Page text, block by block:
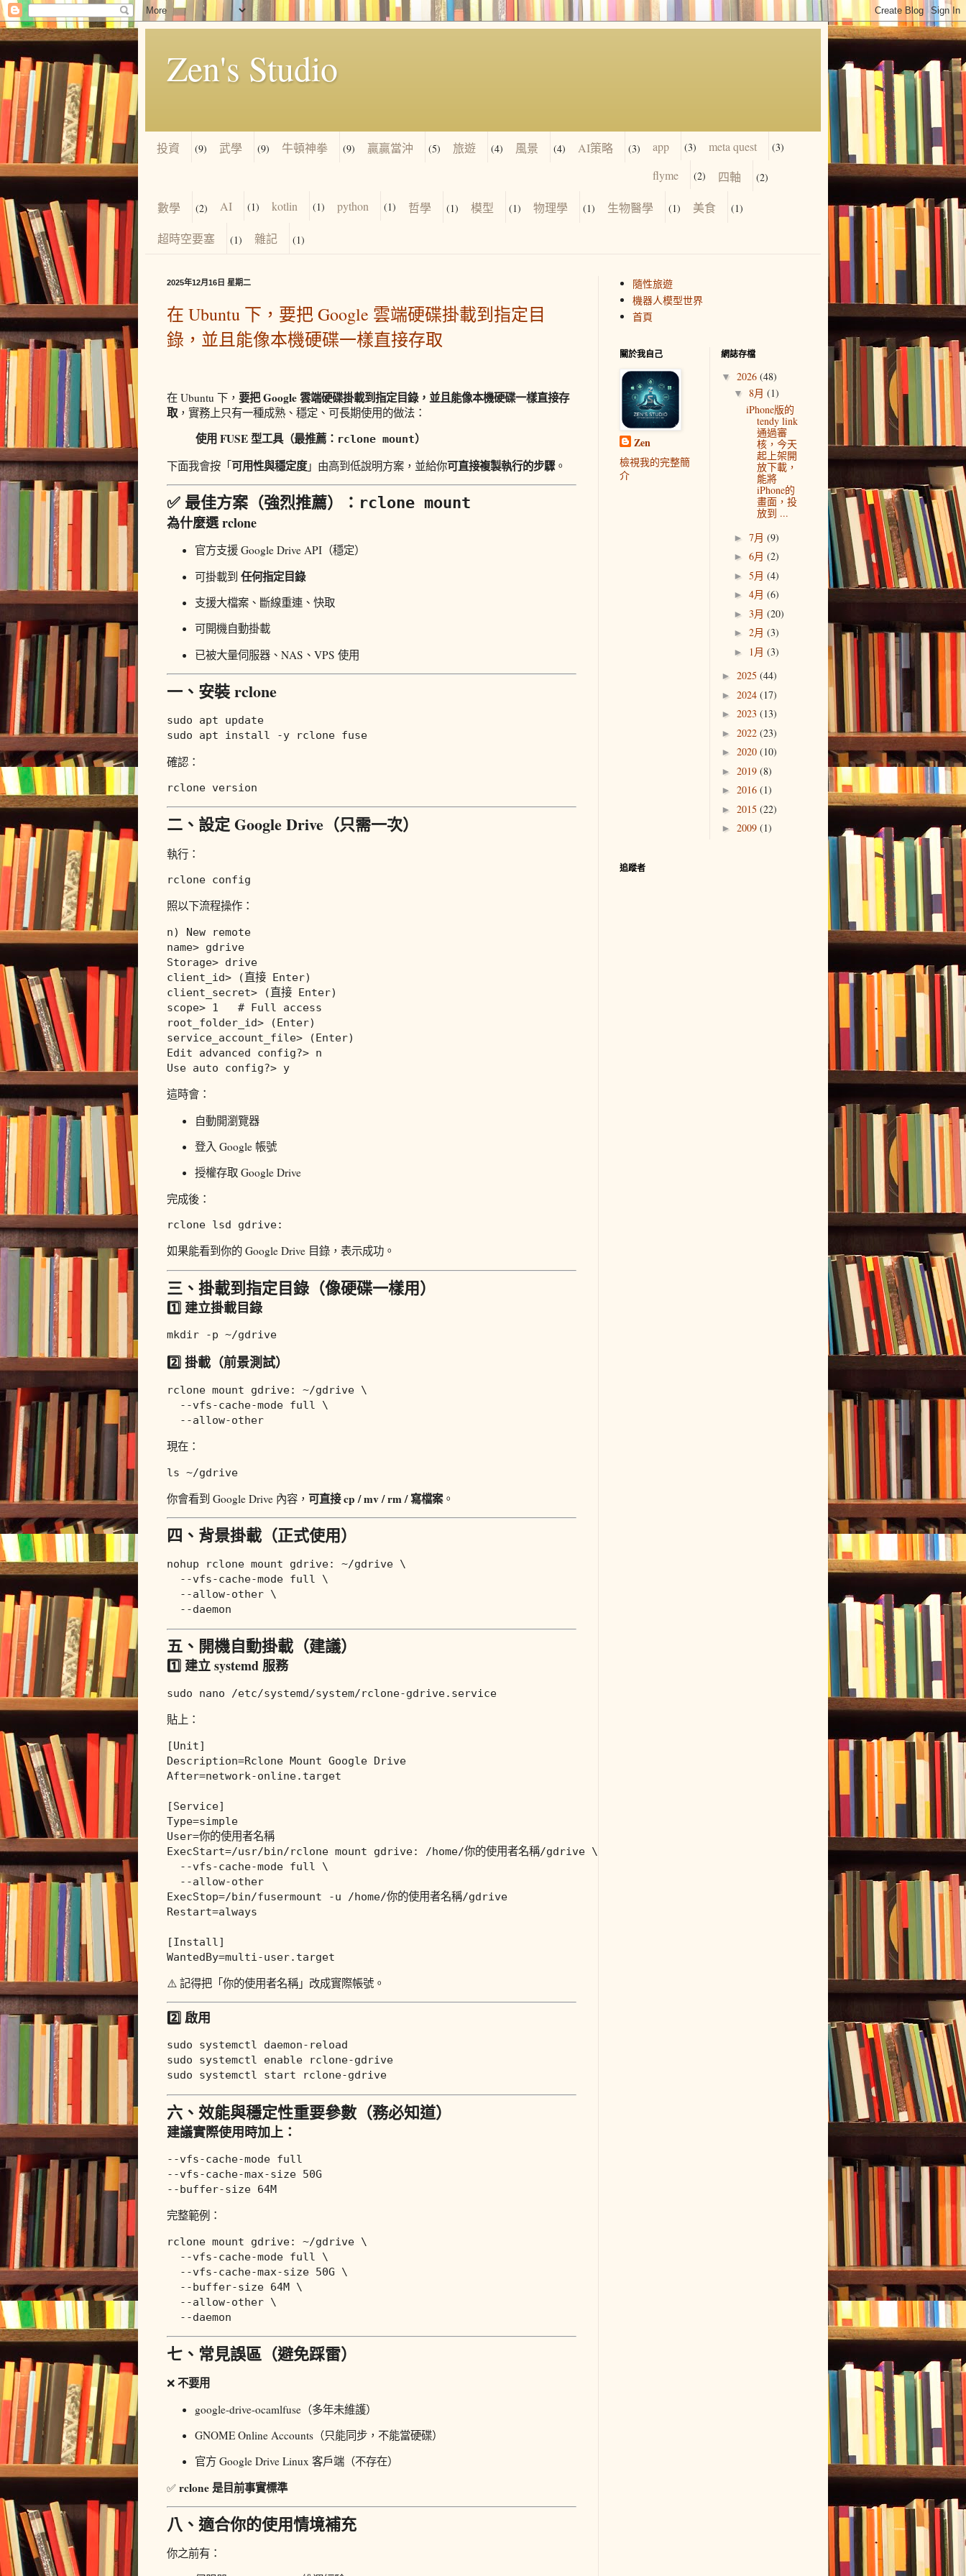
Zen's Studio
投資 (9) 武學 (9) 牛頓神拳 (9) 贏贏當沖 (5) 旅遊 (4) 風景 (4) AI策略 (3) app (3) meta quest (3)
flyme (2) 四軸 (2)
數學 (2) AI (1) kotlin (1) python (1) 哲學 (1) 模型 (1) 物理學 (1) 生物醫學 (1) 美食 (1)
超時空要塞 (1) 雜記 (1)
2025年12月16日 星期二
在 Ubuntu 下，要把 Google 雲端硬碟掛載到指定目
錄，並且能像本機硬碟一樣直接存取
在 Ubuntu 下， 要把 Google 雲端硬碟掛載到指定目錄，並且能像本機硬碟一樣直接存
取，實務上只有一種成熟、穩定、可長期使用的做法：
使用 FUSE 型工具（最推薦： rclone mount）
下面我會按「可用性與穩定度」由高到低說明方案，並給你可直接複製執行的步驟。
✅ 最佳方案（強烈推薦）： rclone mount
為什麼選 rclone
官方支援 Google Drive API（穩定）
可掛載到 任何指定目錄
支援大檔案、斷線重連、快取
可開機自動掛載
已被大量伺服器、NAS、VPS 使用
一、安裝 rclone
sudo
sudo
確認：
二、設定 Google Drive（只需一次）
執行：
照以下流程操作：
name> gdrive
Storage> drive
client_id>
(直接 Enter)
client_secret>
(直接 Enter)
scope> 1 # Full access
root_folder_id>
(Enter)
service_account_file>
(Enter)
Edit advanced config?> n
這時會：
自動開瀏覽器
登入 Google 帳號
授權存取 Google Drive
完成後：
如果能看到你的 Google Drive 目錄，表示成功。
三、掛載到指定目錄（像硬碟一樣用）
1️⃣ 建立掛載目錄
mkdir
2️⃣ 掛載（前景測試）
rclone mount gdrive: ~/gdrive \
  --vfs-cache-mode full \
現在：
ls
你會看到 Google Drive 內容， 可直接 cp / mv / rm / 寫檔案。
四、背景掛載（正式使用）
nohup rclone mount gdrive: ~/gdrive \
  --vfs-cache-mode full \
  --allow-other \
五、開機自動掛載（建議）
1️⃣ 建立 systemd 服務
sudo
貼上：
[Unit]
Description
After=network-online.target
[Service]
Type
User
ExecStart=/usr/bin/rclone mount gdrive: /home/你的使用者名稱/gdrive \
  --vfs-cache-mode full \
ExecStop
Restart=always
[Install]
WantedBy
⚠️ 記得把「你的使用者名稱」改成實際帳號。
2️⃣ 啟用
sudo
sudo systemctl enable
sudo
六、效能與穩定性重要參數（務必知道）
建議實際使用時加上：
--vfs-cache-mode full
--vfs-cache-max-size 50G
完整範例：
rclone mount gdrive: ~/gdrive \
  --vfs-cache-mode full \
  --vfs-cache-max-size 50G \
  --buffer-size 64M \
  --allow-other \
七、常見誤區（避免踩雷）
❌ 不要用
google-drive-ocamlfuse（多年未維護）
GNOME Online Accounts（只能同步，不能當硬碟）
官方 Google Drive Linux 客戶端（不存在）
✅ rclone 是目前事實標準
八、適合你的使用情境補充
你之前有：
隨性旅遊
機器人模型世界
首頁
關於我自己
Zen
檢視我的完整簡
介
網誌存檔
▼ 2026 (48)
▼ 8月 (1)
iPhone版的
tendy link
通過審
核，今天
起上架開
放下載，
能將
iPhone的
畫面，投
放到 ...
► 7月 (9)
► 6月 (2)
► 5月 (4)
► 4月 (6)
► 3月 (20)
► 2月 (3)
► 1月 (3)
► 2025 (44)
► 2024 (17)
► 2023 (13)
► 2022 (23)
► 2020 (10)
► 2019 (8)
► 2016 (1)
► 2015 (22)
► 2009 (1)
追蹤者